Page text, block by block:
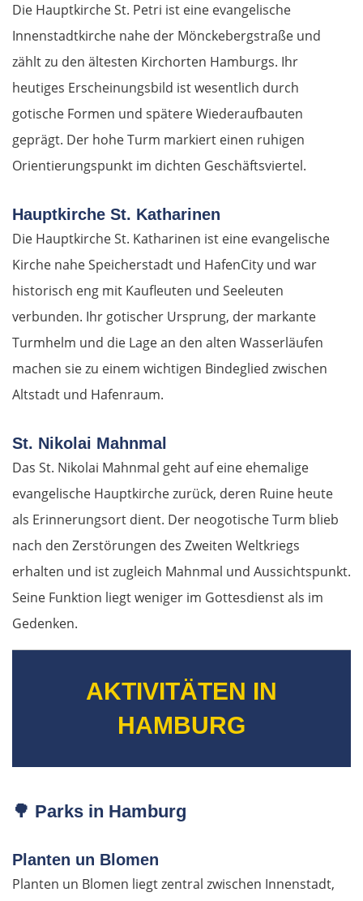
Die Hauptkirche St. Petri ist eine evangelische
Innenstadtkirche nahe der Mönckebergstraße und
zählt zu den ältesten Kirchorten Hamburgs. Ihr
heutiges Erscheinungsbild ist wesentlich durch
gotische Formen und spätere Wiederaufbauten
geprägt. Der hohe Turm markiert einen ruhigen
Orientierungspunkt im dichten Geschäftsviertel.
Hauptkirche St. Katharinen
Die Hauptkirche St. Katharinen ist eine evangelische
Kirche nahe Speicherstadt und HafenCity und war
historisch eng mit Kaufleuten und Seeleuten
verbunden. Ihr gotischer Ursprung, der markante
Turmhelm und die Lage an den alten Wasserläufen
machen sie zu einem wichtigen Bindeglied zwischen
Altstadt und Hafenraum.
St. Nikolai Mahnmal
Das St. Nikolai Mahnmal geht auf eine ehemalige
evangelische Hauptkirche zurück, deren Ruine heute
als Erinnerungsort dient. Der neogotische Turm blieb
nach den Zerstörungen des Zweiten Weltkriegs
erhalten und ist zugleich Mahnmal und Aussichtspunkt.
Seine Funktion liegt weniger im Gottesdienst als im
Gedenken.
AKTIVITÄTEN IN
HAMBURG
🌳 Parks in Hamburg
Planten un Blomen
Planten un Blomen liegt zentral zwischen Innenstadt,